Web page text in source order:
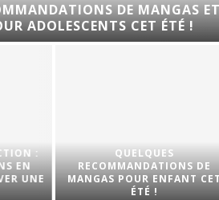
DE MANGAS ET
ADOLESCENTS CET ÉTÉ !
:
UNE
QUELQUES
RECOMMANDATIONS DE
MANGAS POUR ENFANT CET
ÉTÉ !